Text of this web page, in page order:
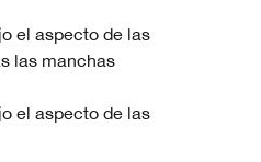
el aspecto de las
las manchas
el aspecto de las